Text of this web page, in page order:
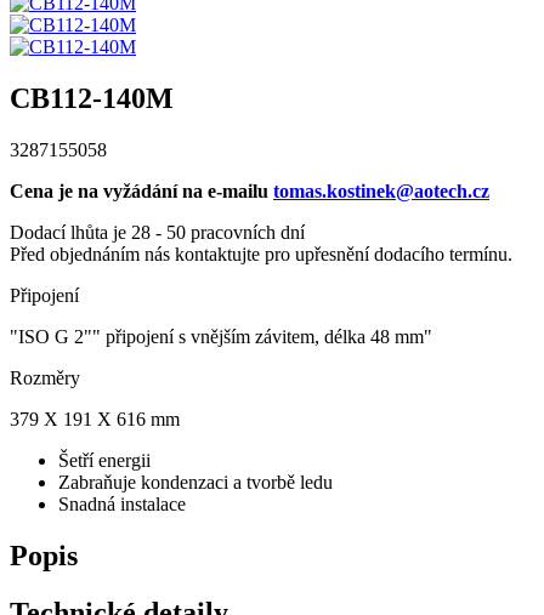
CB112-140M
3287155058
Cena je na vyžádání na e-mailu tomas.kostinek@aotech.cz
Dodací lhůta je 28 - 50 pracovních dní
Před objednáním nás kontaktujte pro upřesnění dodacího termínu.
Připojení
"ISO G 2"" připojení s vnějším závitem, délka 48 mm"
Rozměry
379 X 191 X 616 mm
Šetří energii
Zabraňuje kondenzaci a tvorbě ledu
Snadná instalace
Popis